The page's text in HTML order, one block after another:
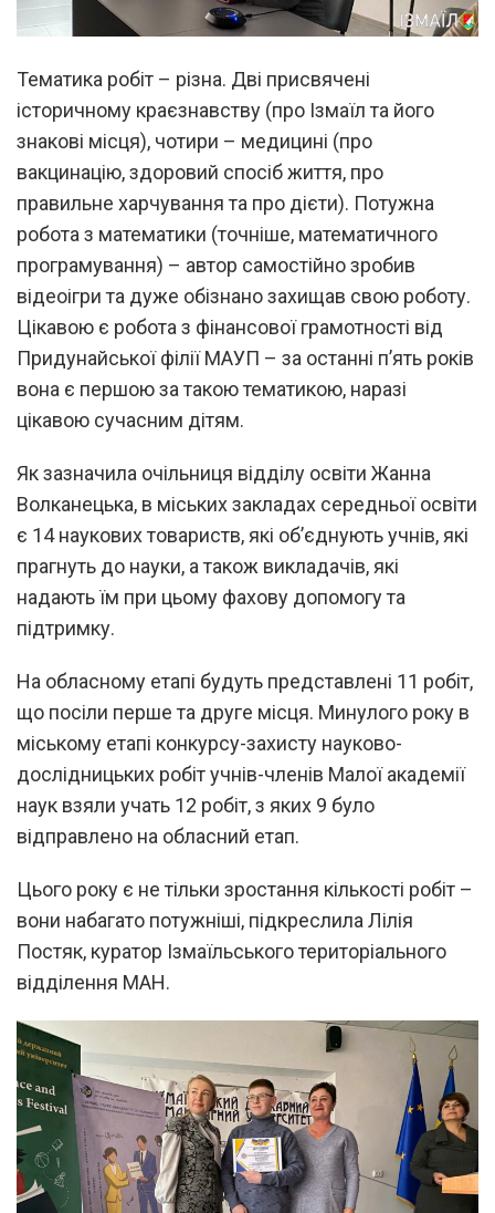
Тематика робіт – різна. Дві присвячені
історичному краєзнавству (про Ізмаїл та його
знакові місця), чотири – медицині (про
вакцинацію, здоровий спосіб життя, про
правильне харчування та про дієти). Потужна
робота з математики (точніше, математичного
програмування) – автор самостійно зробив
відеоігри та дуже обізнано захищав свою роботу.
Цікавою є робота з фінансової грамотності від
Придунайської філії МАУП – за останні п’ять років
вона є першою за такою тематикою, наразі
цікавою сучасним дітям.
Як зазначила очільниця відділу освіти Жанна
Волканецька, в міських закладах середньої освіти
є 14 наукових товариств, які об’єднують учнів, які
прагнуть до науки, а також викладачів, які
надають їм при цьому фахову допомогу та
підтримку.
На обласному етапі будуть представлені 11 робіт,
що посіли перше та друге місця. Минулого року в
міському етапі конкурсу-захисту науково-
дослідницьких робіт учнів-членів Малої академії
наук взяли учать 12 робіт, з яких 9 було
відправлено на обласний етап.
Цього року є не тільки зростання кількості робіт –
вони набагато потужніші, підкреслила Лілія
Постяк, куратор Ізмаїльського територіального
відділення МАН.